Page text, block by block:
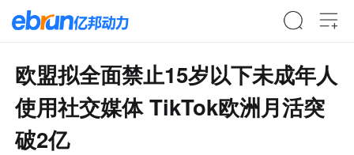
欧盟拟全面禁止15岁以下未成年人
使用社交媒体 TikTok欧洲月活突
破2亿